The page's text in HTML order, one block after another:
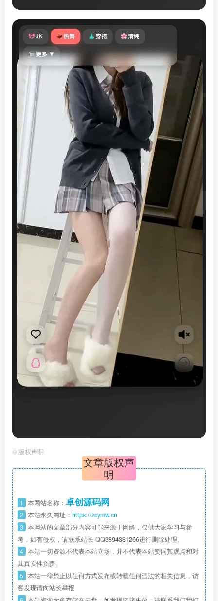
© 版权声明
文章版权声
明
1 本网站名称： 卓创源码网
2 本站永久网址： https://zcymw.cn
3 本网站的文章部分内容可能来源于网络，仅供大家学习与参
考，如有侵权，请联系站长 QQ3894381266进行删除处理。
4 本站一切资源不代表本站立场，并不代表本站赞同其观点和对
其真实性负责。
5 本站一律禁止以任何方式发布或转载任何违法的相关信息，访
客发现请向站长举报